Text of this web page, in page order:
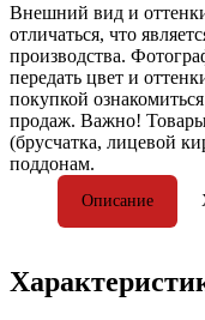
Внешний вид и
отличаться, что
производства.
передать цвет и
покупкой
продаж. Важно!
(брусчатка, лицевой
поддонам.
Описание